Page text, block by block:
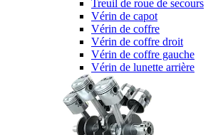
Treuil de roue de secours
Vérin de capot
Vérin de coffre
Vérin de coffre droit
Vérin de coffre gauche
Vérin de lunette arrière